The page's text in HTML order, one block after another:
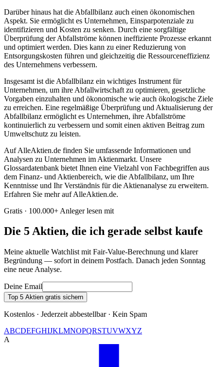
Darüber hinaus hat die Abfallbilanz auch einen ökonomischen
Aspekt. Sie ermöglicht es Unternehmen, Einsparpotenziale zu
identifizieren und Kosten zu senken. Durch eine sorgfältige
Überprüfung der Abfallströme können ineffiziente Prozesse erkannt
und optimiert werden. Dies kann zu einer Reduzierung von
Entsorgungskosten führen und gleichzeitig die Ressourceneffizienz
des Unternehmens verbessern.
Insgesamt ist die Abfallbilanz ein wichtiges Instrument für
Unternehmen, um ihre Abfallwirtschaft zu optimieren, gesetzliche
Vorgaben einzuhalten und ökonomische wie auch ökologische Ziele
zu erreichen. Eine regelmäßige Überprüfung und Aktualisierung der
Abfallbilanz ermöglicht es Unternehmen, ihre Abfallströme
kontinuierlich zu verbessern und somit einen aktiven Beitrag zum
Umweltschutz zu leisten.
Auf AlleAktien.de finden Sie umfassende Informationen und
Analysen zu Unternehmen im Aktienmarkt. Unsere
Glossardatenbank bietet Ihnen eine Vielzahl von Fachbegriffen aus
dem Finanz- und Aktienbereich, wie die Abfallbilanz, um Ihre
Kenntnisse und Ihr Verständnis für die Aktienanalyse zu erweitern.
Erfahren Sie mehr auf AlleAktien.de.
Gratis · 100.000+ Anleger lesen mit
Die 5 Aktien, die ich gerade selbst kaufe
Meine aktuelle Watchlist mit Fair-Value-Berechnung und klarer
Begründung — sofort in deinem Postfach. Danach jeden Sonntag
eine neue Analyse.
Deine Email
Top 5 Aktien gratis sichern
Kostenlos · Jederzeit abbestellbar · Kein Spam
ABCDEFGHIJKLMNOPQRSTUVWXYZ
A